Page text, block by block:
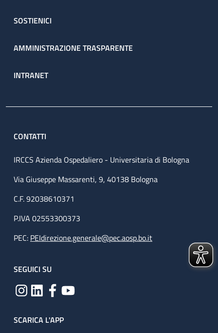
SOSTIENICI
AMMINISTRAZIONE TRASPARENTE
INTRANET
CONTATTI
IRCCS Azienda Ospedaliero - Universitaria di Bologna
Via Giuseppe Massarenti, 9, 40138 Bologna
C.F. 92038610371
P.IVA 02553300373
PEC: PEIdirezione.generale@pec.aosp.bo.it
SEGUICI SU
SCARICA L'APP